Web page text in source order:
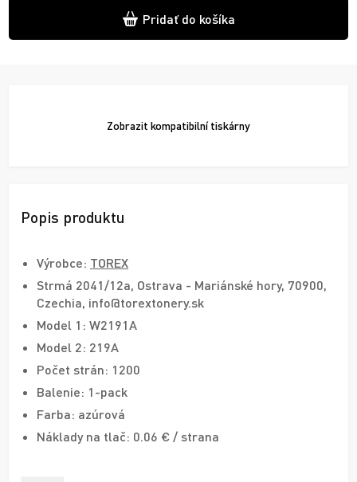
Pridať do košíka
Zobrazit kompatibilní tiskárny
Popis produktu
Výrobce: TOREX
Strmá 2041/12a, Ostrava - Mariánské hory, 70900,
Czechia, info@torextonery.sk
Model 1: W2191A
Model 2: 219A
Počet strán: 1200
Balenie: 1-pack
Farba: azúrová
Náklady na tlač: 0.06 € / strana